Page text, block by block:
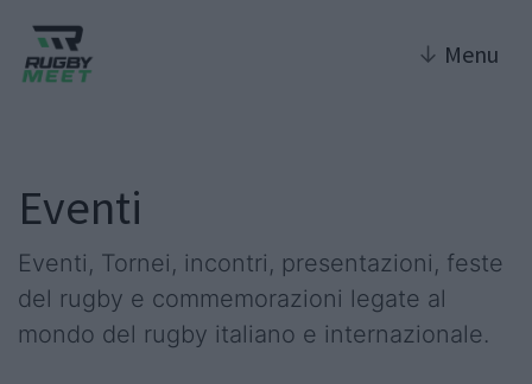
↓ Menu
Eventi
Eventi, Tornei, incontri, presentazioni, feste
del rugby e commemorazioni legate al
mondo del rugby italiano e internazionale.